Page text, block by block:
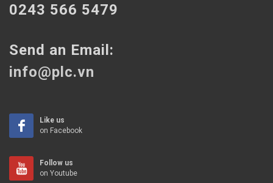
0243 566 5479
Send an Email:
info@plc.vn
Like us
on Facebook
Follow us
on Youtube